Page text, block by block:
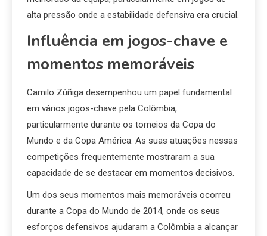
alta pressão onde a estabilidade defensiva era crucial.
Influência em jogos-chave e
momentos memoráveis
Camilo Zúñiga desempenhou um papel fundamental
em vários jogos-chave pela Colômbia,
particularmente durante os torneios da Copa do
Mundo e da Copa América. As suas atuações nessas
competições frequentemente mostraram a sua
capacidade de se destacar em momentos decisivos.
Um dos seus momentos mais memoráveis ocorreu
durante a Copa do Mundo de 2014, onde os seus
esforços defensivos ajudaram a Colômbia a alcançar